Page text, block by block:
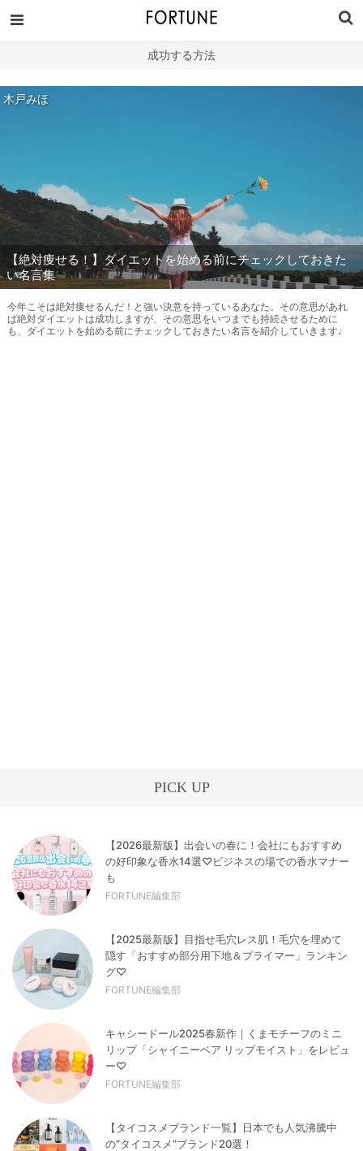
成功する方法
木戸みほ
【絶対痩せる！】ダイエットを始める前にチェックしておきた
い名言集
今年こそは絶対痩せるんだ！と強い決意を持っているあなた。その意思があれ
ば絶対ダイエットは成功しますが、その意思をいつまでも持続させるために
も、ダイエットを始める前にチェックしておきたい名言を紹介していきます♩
PICK UP
【2026最新版】出会いの春に！会社にもおすすめ
の好印象な香水14選♡ビジネスの場での香水マナー
も
FORTUNE編集部
【2025最新版】目指せ毛穴レス肌！毛穴を埋めて
隠す「おすすめ部分用下地＆プライマー」ランキン
グ♡
FORTUNE編集部
キャシードール2025春新作｜くまモチーフのミニ
リップ「シャイニーベア リップモイスト」をレビュ
ー♡
FORTUNE編集部
【タイコスメブランド一覧】日本でも人気沸騰中
の“タイコスメ”ブランド20選！